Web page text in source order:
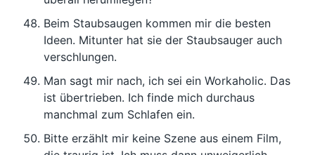
Beim Staubsaugen kommen mir die besten
Ideen. Mitunter hat sie der Staubsauger auch
verschlungen.
Man sagt mir nach, ich sei ein Workaholic. Das
ist übertrieben. Ich finde mich durchaus
manchmal zum Schlafen ein.
Bitte erzählt mir keine Szene aus einem Film,